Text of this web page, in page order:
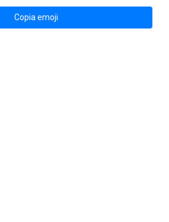
Copia emoji